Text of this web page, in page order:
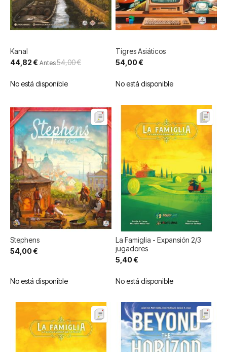
Kanal
Precio
especial
44,82 € Antes54,00 €
No está disponible
Tigres Asiáticos
54,00 €
No está disponible
Stephens
54,00 €
No está disponible
La Famiglia - Expansión 2/3
jugadores
5,40 €
No está disponible